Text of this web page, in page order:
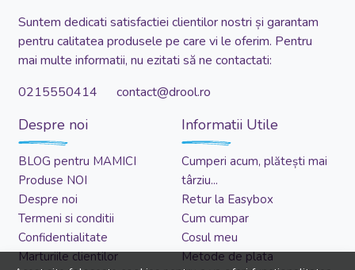
Suntem dedicati satisfactiei clientilor nostri și garantam
pentru calitatea produsele pe care vi le oferim. Pentru
mai multe informatii, nu ezitati să ne contactati:
0215550414 contact@drool.ro
Despre noi
BLOG pentru MAMICI
Produse NOI
Despre noi
Termeni si conditii
Confidentialitate
Marturiile clientilor
Informatii Utile
Cumperi acum, plătești mai
târziu...
Retur la Easybox
Cum cumpar
Cosul meu
Metode de plata